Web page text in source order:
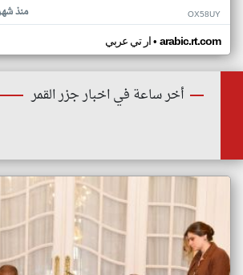
منذ OX58UY
ار تي عربي• arabic.rt.com
أخر ساعة في اخبار جزر القمر